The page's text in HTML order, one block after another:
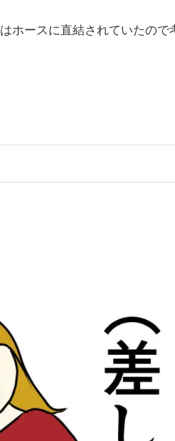
ホースに直結されていたので